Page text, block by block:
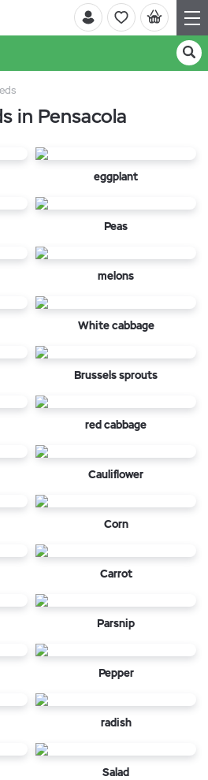
in Pensacola
eggplant
Peas
melons
White cabbage
Brussels sprouts
red cabbage
Cauliflower
Corn
Carrot
Parsnip
Pepper
radish
Salad